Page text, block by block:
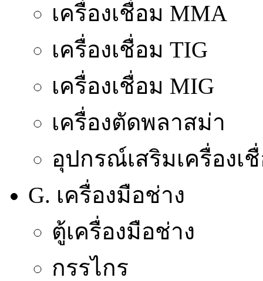
เครื่องเชื่อม MMA
เครื่องเชื่อม TIG
เครื่องเชื่อม MIG
เครื่องตัดพลาสม่า
อุปกรณ์เสริมเครื่องเ
G. เครื่องมือช่าง
ตู้เครื่องมือช่าง
กรรไกร